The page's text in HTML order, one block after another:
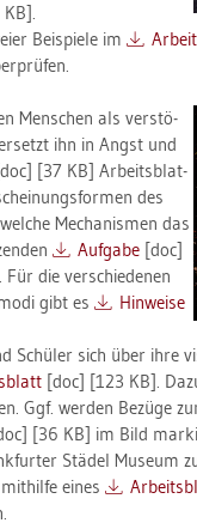
Bei­spie­le im
Men­schen als ver­stö­
ihn in Angst und
[37 KB] Ar­beits­blat­
des
Me­cha­nis­men das
Auf­ga­be[doc]
die ver­schie­de­nen
gibt es
Hin­wei­se
Schü­ler sich über ihre
[doc] [123 KB].
Ggf. wer­den Be­zü­ge
[36 KB] im Bild
Stä­del Mu­se­um
eines